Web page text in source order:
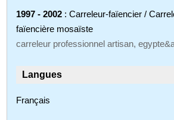
1997 - 2002 : Carreleur-faïencier /
faïencière mosaïste
carreleur professionnel artisan,
Langues
Français